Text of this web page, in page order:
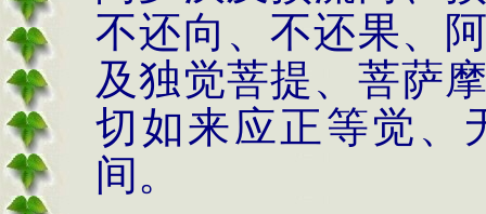
不还向、不还果、
及独觉菩提、菩萨
切如来应正等觉、
间。